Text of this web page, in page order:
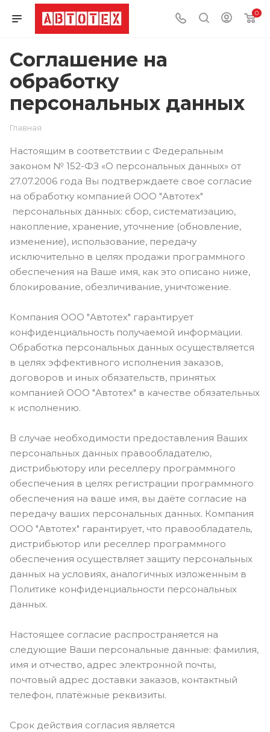
0
Соглашение на
обработку
персональных данных
Главная
Настоящим в соответствии с Федеральным
законом № 152-ФЗ «О персональных данных» от
27.07.2006 года Вы подтверждаете свое согласие
на обработку компанией ООО "Автотех"
персональных данных: сбор, систематизацию,
накопление, хранение, уточнение (обновление,
изменение), использование, передачу
исключительно в целях продажи программного
обеспечения на Ваше имя, как это описано ниже,
блокирование, обезличивание, уничтожение.
Компания ООО "Автотех" гарантирует
конфиденциальность получаемой информации.
Обработка персональных данных осуществляется
в целях эффективного исполнения заказов,
договоров и иных обязательств, принятых
компанией ООО "Автотех" в качестве обязательных
к исполнению.
В случае необходимости предоставления Ваших
персональных данных правообладателю,
дистрибьютору или реселлеру программного
обеспечения в целях регистрации программного
обеспечения на ваше имя, вы даёте согласие на
передачу ваших персональных данных. Компания
ООО "Автотех" гарантирует, что правообладатель,
дистрибьютор или реселлер программного
обеспечения осуществляет защиту персональных
данных на условиях, аналогичных изложенным в
Политике конфиденциальности персональных
данных.
Настоящее согласие распространяется на
следующие Ваши персональные данные: фамилия,
имя и отчество, адрес электронной почты,
почтовый адрес доставки заказов, контактный
телефон, платёжные реквизиты.
Срок действия согласия является